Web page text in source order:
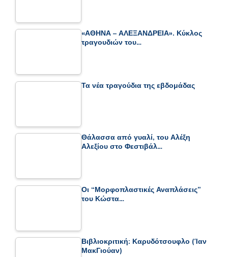
«ΑΘΗΝΑ – ΑΛΕΞΑΝΔΡΕΙΑ». Κύκλος
τραγουδιών του…
Τα νέα τραγούδια της εβδομάδας
Θάλασσα από γυαλί, του Αλέξη
Αλεξίου στο Φεστιβάλ…
Οι “Μορφοπλαστικές Αναπλάσεις”
του Κώστα…
Βιβλιοκριτική: Καρυδότσουφλο (Ίαν
ΜακΓιούαν)